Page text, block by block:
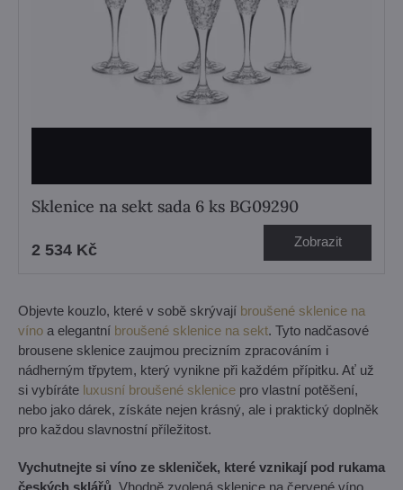
Sklenice na sekt sada 6 ks BG09290
2 534 Kč Zobrazit
Objevte kouzlo, které v sobě skrývají broušené sklenice na
víno a elegantní broušené sklenice na sekt. Tyto nadčasové
brousene sklenice zaujmou precizním zpracováním i
nádherným třpytem, který vynikne při každém přípitku. Ať už
si vybíráte luxusní broušené sklenice pro vlastní potěšení,
nebo jako dárek, získáte nejen krásný, ale i praktický doplněk
pro každou slavnostní příležitost.
Vychutnejte si víno ze skleniček, které vznikají pod rukama
českých sklářů. Vhodně zvolená sklenice na červené víno,